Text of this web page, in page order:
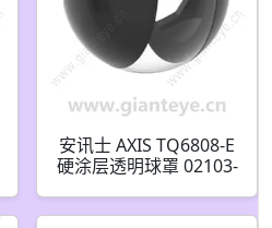
安讯士 AXIS TQ6808-E
硬涂层透明球罩 02103-